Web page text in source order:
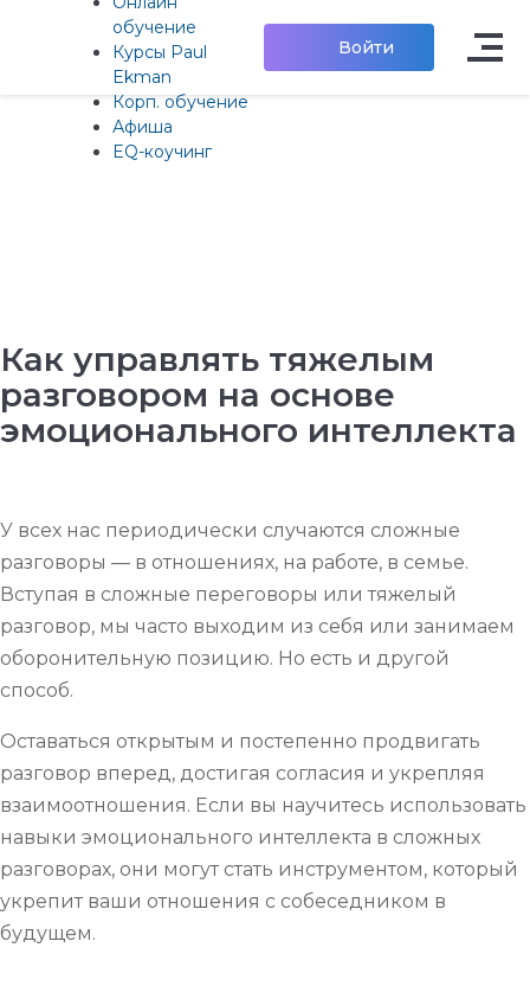
обучение
Курсы Paul
Ekman
Корп. обучение
Афиша
EQ-коучинг
Войти
Как управлять тяжелым
разговором на основе
эмоционального интеллекта
У всех нас периодически случаются сложные
разговоры — в отношениях, на работе, в семье.
Вступая в сложные переговоры или тяжелый
разговор, мы часто выходим из себя или занимаем
оборонительную позицию. Но есть и другой
способ.
Оставаться открытым и постепенно продвигать
разговор вперед, достигая согласия и укрепляя
взаимоотношения. Если вы научитесь использовать
навыки эмоционального интеллекта в сложных
разговорах, они могут стать инструментом, который
укрепит ваши отношения с собеседником в
будущем.